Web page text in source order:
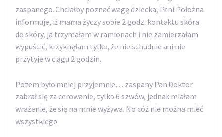
zaspanego. Chciałby poznać wagę dziecka, Pani Położna
informuje, iż mama życzy sobie 2 godz. kontaktu skóra
do skóry, ja trzymałam w ramionach i nie zamierzałam
wypuścić, krzyknęłam tylko, że nie schudnie ani nie
przytyje w ciągu 2 godzin.
Potem było mniej przyjemnie… zaspany Pan Doktor
zabrał się za cerowanie, tylko 6 szwów, jednak miałam
wrażenie, że się na mnie wyżywa. No cóż nie można mieć
wszystkiego.